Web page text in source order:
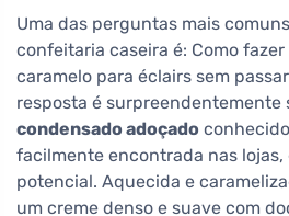
Uma das perguntas mais
confeitaria caseira é: Como
caramelo para éclairs sem
resposta é surpreendentemente
condensado adoçado
facilmente encontrada nas
potencial. Aquecida e
um creme denso e suave com